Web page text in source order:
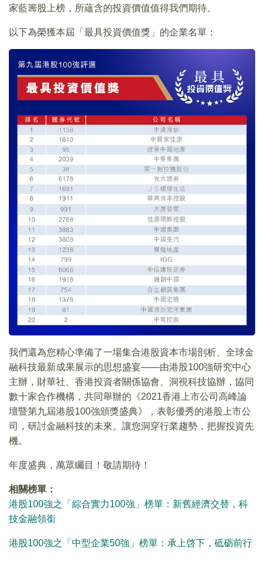
家藍籌股上榜，所蘊含的投資價值值得我們期待。
以下為榮獲本屆「最具投資價值獎」的企業名單：
我們還為您精心準備了一場集合港股資本市場剖析、全球金
融科技最新成果展示的思想盛宴——由港股100強研究中心
主辦，財華社、香港投資者關係協會、洞視科技協辦，協同
數十家合作機構，共同舉辦的《2021香港上市公司高峰論
壇暨第九屆港股100強頒獎盛典》，表彰優秀的港股上市公
司，研討金融科技的未來。讓您洞穿行業趨勢，把握投資先
機。
年度盛典，萬眾矚目！敬請期待！
相關榜單：
港股100強之「綜合實力100強」榜單：新舊經濟交替，科
技金融領銜
港股100強之「中型企業50強」榜單：承上啓下，砥砺前行